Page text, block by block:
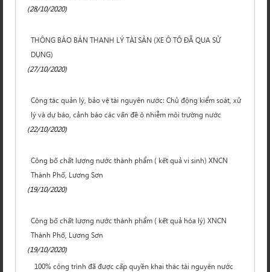
(28/10/2020)
THÔNG BÁO BÁN THANH LÝ TÀI SẢN (XE Ô TÔ ĐÃ QUA SỬ
DỤNG)
(27/10/2020)
Công tác quản lý, bảo vệ tài nguyên nước: Chủ động kiểm soát, xử
lý và dự báo, cảnh báo các vấn đề ô nhiễm môi trường nước
(22/10/2020)
Công bố chất lượng nước thành phẩm ( kết quả vi sinh) XNCN
Thành Phố, Lương Sơn
(19/10/2020)
Công bố chất lượng nước thành phẩm ( kết quả hóa lý) XNCN
Thành Phố, Lương Sơn
(19/10/2020)
100% công trình đã được cấp quyền khai thác tài nguyên nước